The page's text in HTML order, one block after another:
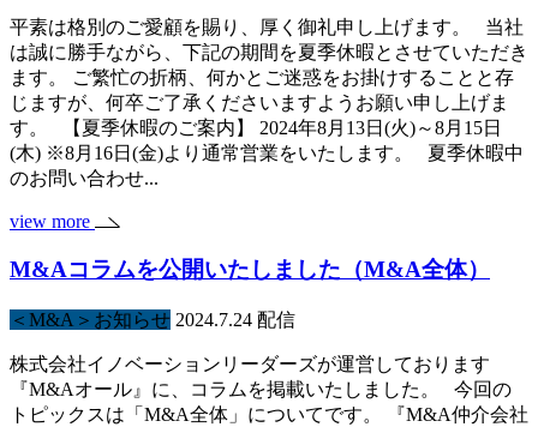
平素は格別のご愛顧を賜り、厚く御礼申し上げます。 当社
は誠に勝手ながら、下記の期間を夏季休暇とさせていただき
ます。 ご繁忙の折柄、何かとご迷惑をお掛けすることと存
じますが、何卒ご了承くださいますようお願い申し上げま
す。 【夏季休暇のご案内】 2024年8月13日(火)～8月15日
(木) ※8月16日(金)より通常営業をいたします。 夏季休暇中
のお問い合わせ...
view more
M&Aコラムを公開いたしました（M&A全体）
＜M&A＞お知らせ 2024.7.24 配信
株式会社イノベーションリーダーズが運営しております
『M&Aオール』に、コラムを掲載いたしました。 今回の
トピックスは「M&A全体」についてです。 『M&A仲介会社